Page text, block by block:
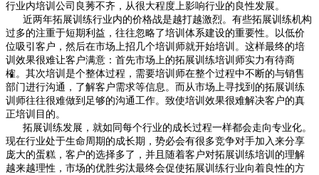
行业内培训公司良莠不齐，从很大程度上影响行业的良性发展。
近两年拓展训练行业内的价格战是越打越激烈。有些拓展训练机构
过多的注重于短期利益，往往忽略了培训体系建设的重要性。以低价
位吸引客户，然后在市场上招几个培训师就开始培训。这样最终的培
训效果很难让客户满意：首先市场上的拓展训练培训师实力有待商
榷。其次培训是个整体过程，需要培训师在整个过程中不断的与销售
部门进行沟通，了解客户需求等信息。而从市场上寻找到的拓展训练
训师往往很难做到足够的沟通工作。致使培训效果很难解决客户的真
正培训目的。
拓展训练发展，就如同每个行业的成长过程一样都会走向专业化。
现在行业处于生命周期的成长期，势必会有很多竞争对手加入来分享
庞大的蛋糕，客户的选择多了，并且随着客户对拓展训练培训的理解
越来越理性，市场的优胜劣汰最终会促使拓展训练行业向着良性的方